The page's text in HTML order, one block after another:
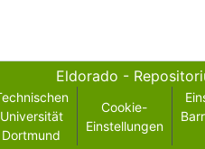
Eldorado -
Universität
Dortmund
Cookie-
Einstellungen